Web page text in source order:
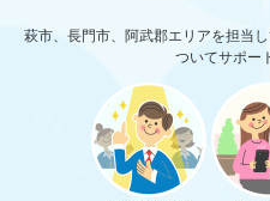
萩市、長門市、阿武郡エリアを担当
ついてサポー